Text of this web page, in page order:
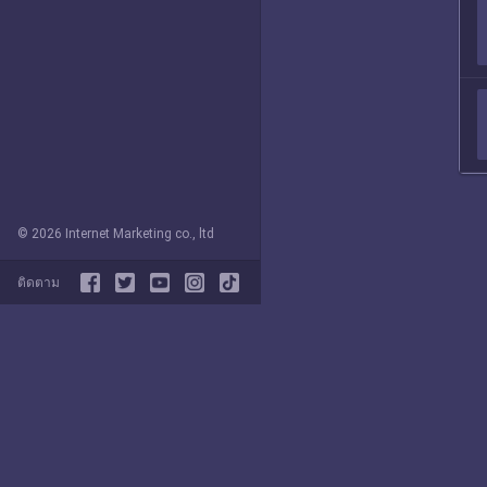
© 2026 Internet Marketing co., ltd
ติดตาม